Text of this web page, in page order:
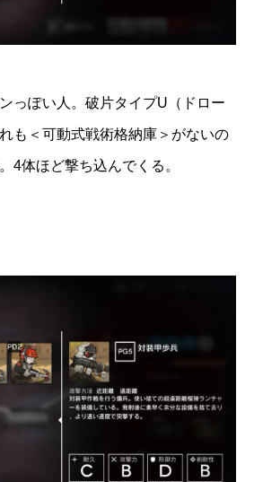
っぽい人。破片タイプU（ドロー
も＜可動式戦術格納庫＞がないの
4体ほど撃ち込んでくる。